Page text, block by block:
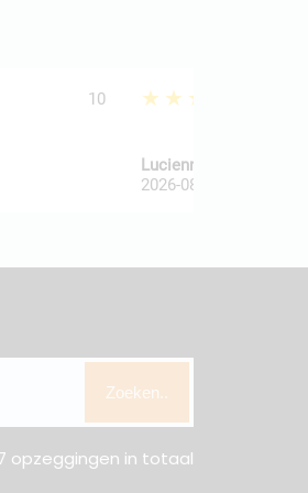
10 ★★★★★
Lucienne Van De Haar
2026-08-03
Zoeken..
opzeggingen in totaal